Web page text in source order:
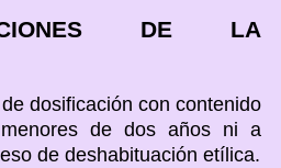
DE LA
dosificación con contenido
de dos años ni a
de deshabituación etílica.